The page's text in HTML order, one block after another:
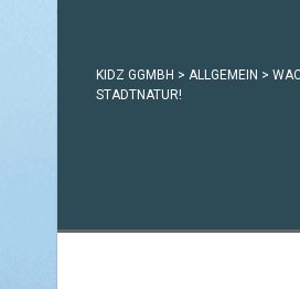
KIDZ GGMBH > ALLGEMEIN >
STADTNATUR!